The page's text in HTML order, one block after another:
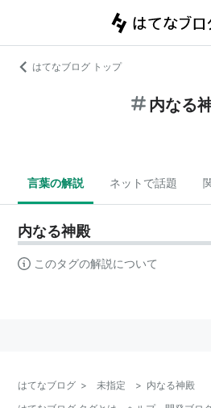
はてなブログ トップ
内なる
言葉の解説 ネットで話題
内なる神殿
このタグの解説について
はてなブログ > 未指定 > 内なる神殿